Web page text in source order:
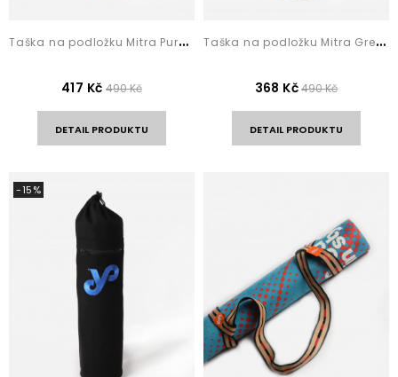
T
aška na podložku Mitra Purple
417 Kč 490 Kč
DETAIL PRODUKTU
T
aška na podložku Mitra Green
368 Kč 490 Kč
DETAIL PRODUKTU
-15%